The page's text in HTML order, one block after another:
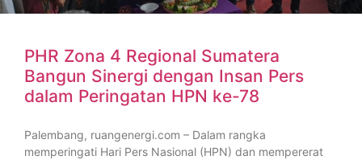
PHR Zona 4 Regional Sumatera
Bangun Sinergi dengan Insan Pers
dalam Peringatan HPN ke-78
Palembang, ruangenergi.com – Dalam rangka
memperingati Hari Pers Nasional (HPN) dan mempererat